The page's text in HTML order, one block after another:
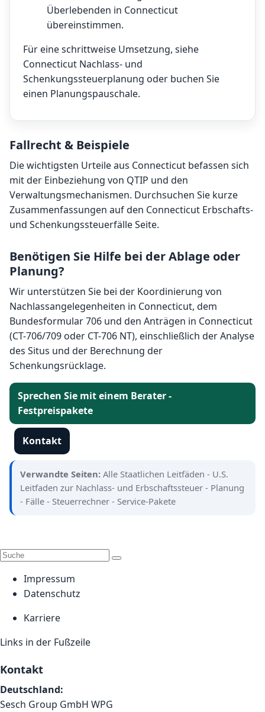
Überlebenden in Connecticut
übereinstimmen.
Für eine schrittweise Umsetzung, siehe
Connecticut Nachlass- und
Schenkungssteuerplanung oder buchen Sie
einen Planungspauschale.
Fallrecht & Beispiele
Die wichtigsten Urteile aus Connecticut befassen sich
mit der Einbeziehung von QTIP und den
Verwaltungsmechanismen. Durchsuchen Sie kurze
Zusammenfassungen auf den Connecticut Erbschafts-
und SchenkungssteuerfälleSeite.
Benötigen Sie Hilfe bei der Ablage oder
Planung?
Wir unterstützen Sie bei der Koordinierung von
Nachlassangelegenheiten in Connecticut, dem
Bundesformular 706 und den Anträgen in Connecticut
(CT-706/709 oder CT-706 NT), einschließlich der Analyse
des Situs und der Berechnung der
Schenkungsrücklage.
Sprechen Sie mit einem Berater -
Festpreispakete
Kontakt
Verwandte Seiten: Alle Staatlichen Leitfäden - U.S.
Leitfaden zur Nachlass- und Erbschaftssteuer - Planung
- Fälle - Steuerrechner - Service-Pakete
Impressum
Datenschutz
Karriere
Links in der Fußzeile
Kontakt
Deutschland:
Sesch Group GmbH WPG